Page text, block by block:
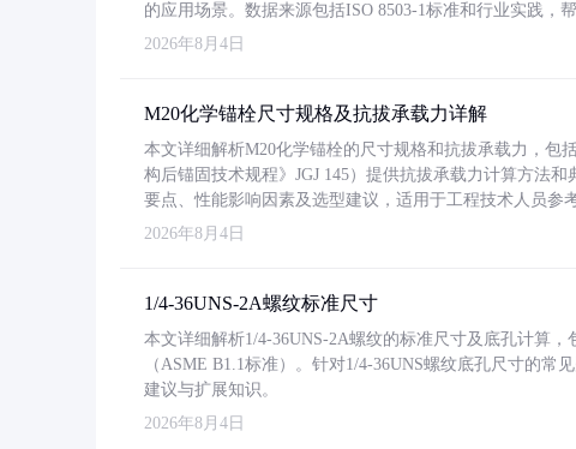
的应用场景。数据来源包括ISO 8503-1标准和行业实践，
2026年8月4日
M20化学锚栓尺寸规格及抗拔承载力详解
本文详细解析M20化学锚栓的尺寸规格和抗拔承载力，包
构后锚固技术规程》JGJ 145）提供抗拔承载力计算方法
要点、性能影响因素及选型建议，适用于工程技术人员参考
2026年8月4日
1/4-36UNS-2A螺纹标准尺寸
本文详细解析1/4-36UNS-2A螺纹的标准尺寸及底孔计算
（ASME B1.1标准）。针对1/4-36UNS螺纹底孔尺寸的
建议与扩展知识。
2026年8月4日